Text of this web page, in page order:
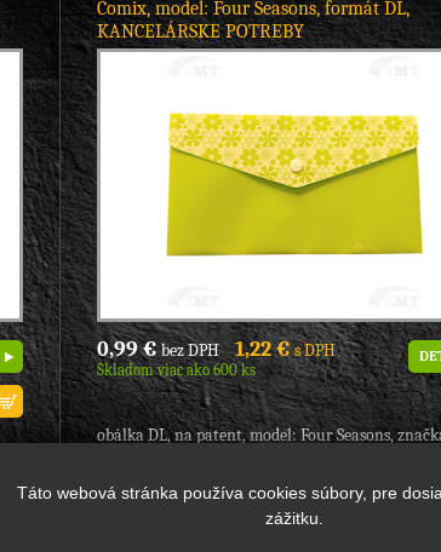
Táto webová stránka používa cookies súbory, pre
zážitku.
Comix, model: Four Seasons, formát DL,
KANCELÁRSKE POTREBY
0,99 €bez DPH 1,22 €s DPH
Skladom viac ako 600 ks
obálka DL, na patent, model: Four Seasons,